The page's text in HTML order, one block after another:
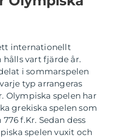
internationellt
vart fjärde år.
i sommarspelen
typ arrangeras
Olympiska spelen har
grekiska spelen som
f.Kr. Sedan dess
spelen vuxit och